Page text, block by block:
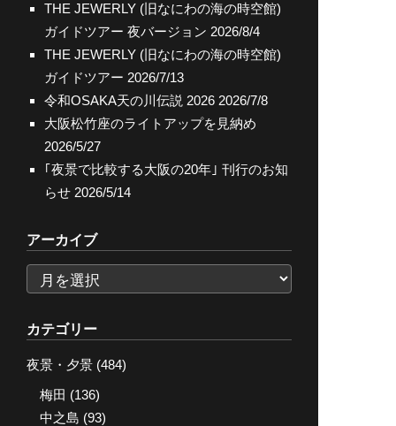
THE JEWERLY (旧なにわの海の時空館)
ガイドツアー 夜バージョン 2026/8/4
THE JEWERLY (旧なにわの海の時空館)
ガイドツアー 2026/7/13
令和OSAKA天の川伝説 2026 2026/7/8
大阪松竹座のライトアップを見納め
2026/5/27
｢夜景で比較する大阪の20年｣ 刊行のお知
らせ 2026/5/14
アーカイブ
ー
カ
イ
ブ
カテゴリー
夜景・夕景 (484)
梅田 (136)
中之島 (93)